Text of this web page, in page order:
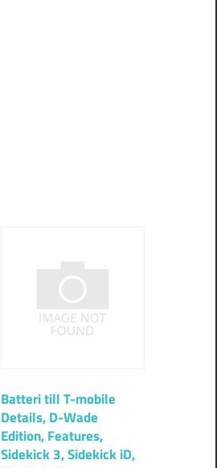
Batteri till T-mobile
Details, D-Wade
Edition, Features,
Sidekick 3, Sidekick iD,